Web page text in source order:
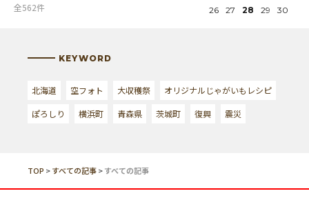
全562件 26 27 28 29 30
KEYWORD
北海道 空フォト 大収穫祭
オリジナルじゃがいもレシピ
ぽろしり
横浜町 青森県 茨城町 復興 震災
TOP >すべての記事>すべての記事